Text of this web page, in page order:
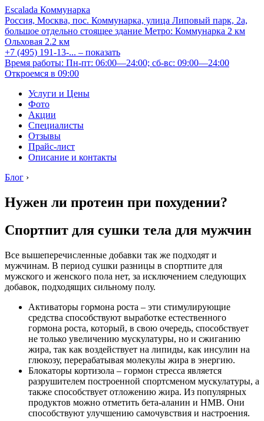
Escalada Коммунарка
Россия, Москва, пос. Коммунарка, улица Липовый парк, 2а,
большое отдельно стоящее здание Метро: Коммунарка 2 км
Ольховая 2.2 км
+7 (495) 191-13-... – показать
Время работы: Пн-пт: 06:00—24:00; сб-вс: 09:00—24:00
Откроемся в 09:00
Услуги и Цены
Фото
Акции
Специалисты
Отзывы
Прайс-лист
Описание и контакты
Блог ›
Нужен ли протеин при похудении?
Спортпит для сушки тела для мужчин
Все вышеперечисленные добавки так же подходят и
мужчинам. В период сушки разницы в спортпите для
мужского и женского пола нет, за исключением следующих
добавок, подходящих сильному полу.
Активаторы гормона роста – эти стимулирующие
средства способствуют выработке естественного
гормона роста, который, в свою очередь, способствует
не только увеличению мускулатуры, но и сжиганию
жира, так как воздействует на липиды, как инсулин на
глюкозу, перерабатывая молекулы жира в энергию.
Блокаторы кортизола – гормон стресса является
разрушителем построенной спортсменом мускулатуры, а
также способствует отложению жира. Из популярных
продуктов можно отметить бета-аланин и HMB. Они
способствуют улучшению самочувствия и настроения.